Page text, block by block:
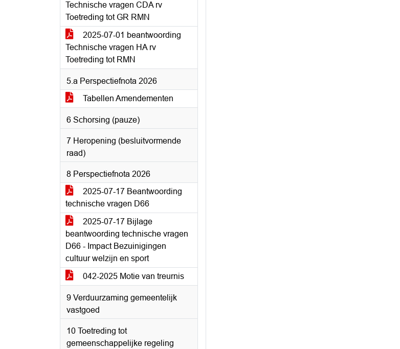
Technische vragen CDA rv
Toetreding tot GR RMN
2025-07-01 beantwoording
Technische vragen HA rv
Toetreding tot RMN
5.a Perspectiefnota 2026
Tabellen Amendementen
6 Schorsing (pauze)
7 Heropening (besluitvormende
raad)
8 Perspectiefnota 2026
2025-07-17 Beantwoording
technische vragen D66
2025-07-17 Bijlage
beantwoording technische vragen
D66 - Impact Bezuinigingen
cultuur welzijn en sport
042-2025 Motie van treurnis
9 Verduurzaming gemeentelijk
vastgoed
10 Toetreding tot
gemeenschappelijke regeling